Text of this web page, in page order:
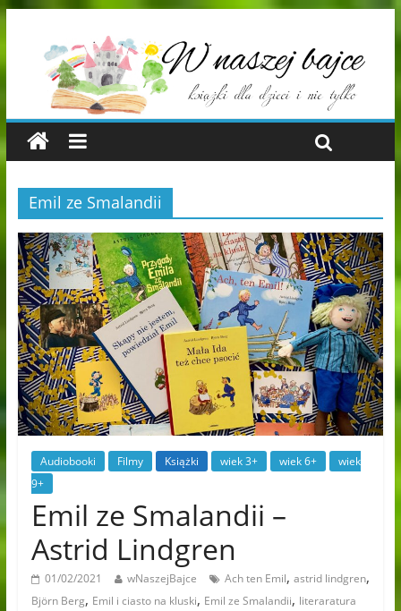
Emil ze Smalandii
Audiobooki Filmy Książki wiek 3+ wiek 6+
wiek
9+
Emil ze Smalandii –
Astrid Lindgren
01/02/2021 wNaszejBajce Ach ten Emil, astrid lindgren,
Björn Berg, Emil i ciasto na kluski, Emil ze Smalandii, literaratura